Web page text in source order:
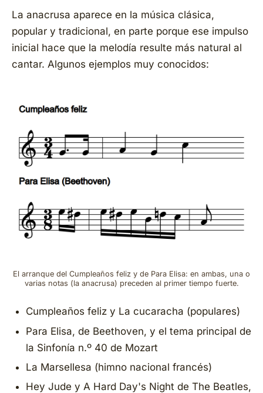
La anacrusa aparece en la música clásica,
popular y tradicional, en parte porque ese impulso
inicial hace que la melodía resulte más natural al
cantar. Algunos ejemplos muy conocidos:
El arranque del Cumpleaños feliz y de Para Elisa: en ambas, una o
varias notas (la anacrusa) preceden al primer tiempo fuerte.
Cumpleaños felizy La cucaracha (populares)
Para Elisa, de Beethoven, y el tema principal de
la Sinfonía n.º 40 de Mozart
La Marsellesa (himno nacional francés)
Hey Jude y A Hard Day's Night de The Beatles,